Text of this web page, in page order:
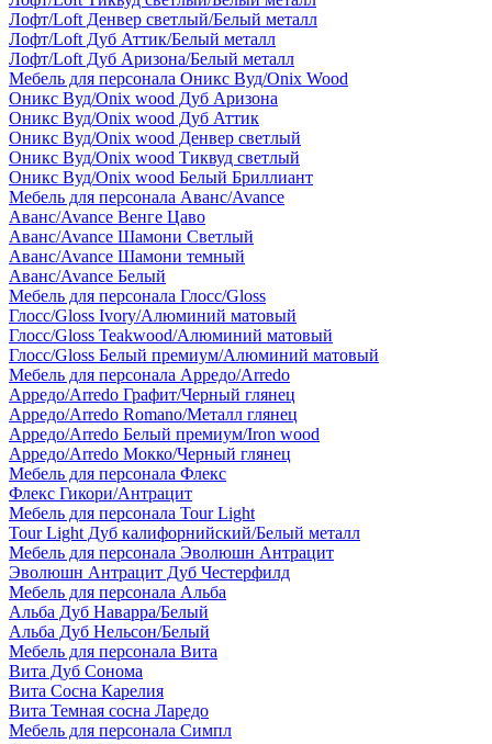
Лофт/Loft Денвер светлый/Белый металл
Лофт/Loft Дуб Аттик/Белый металл
Лофт/Loft Дуб Аризона/Белый металл
Мебель для персонала Оникс Вуд/Onix Wood
Оникс Вуд/Onix wood Дуб Аризона
Оникс Вуд/Onix wood Дуб Аттик
Оникс Вуд/Onix wood Денвер светлый
Оникс Вуд/Onix wood Тиквуд светлый
Оникс Вуд/Onix wood Белый Бриллиант
Мебель для персонала Аванс/Avance
Аванс/Avance Венге Цаво
Аванс/Avance Шамони Светлый
Аванс/Avance Шамони темный
Аванс/Avance Белый
Мебель для персонала Глосс/Gloss
Глосс/Gloss Ivory/Алюминий матовый
Глосс/Gloss Teakwood/Алюминий матовый
Глосс/Gloss Белый премиум/Алюминий матовый
Мебель для персонала Арредо/Arredo
Арредо/Arredo Графит/Черный глянец
Арредо/Arredo Romano/Металл глянец
Арредо/Arredo Белый премиум/Iron wood
Арредо/Arredo Мокко/Черный глянец
Мебель для персонала Флекс
Флекс Гикори/Антрацит
Мебель для персонала Tour Light
Tour Light Дуб калифорнийский/Белый металл
Мебель для персонала Эволюшн Антрацит
Эволюшн Антрацит Дуб Честерфилд
Мебель для персонала Альба
Альба Дуб Наварра/Белый
Альба Дуб Нельсон/Белый
Мебель для персонала Вита
Вита Дуб Сонома
Вита Сосна Карелия
Вита Темная сосна Ларедо
Мебель для персонала Симпл